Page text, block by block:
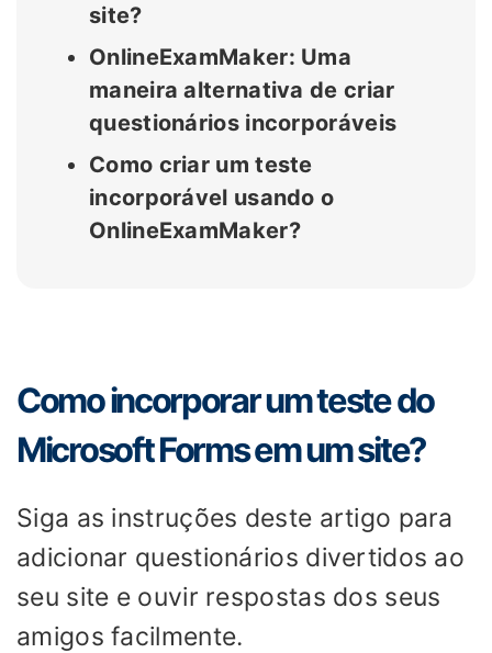
site?
OnlineExamMaker: Uma
maneira alternativa de criar
questionários incorporáveis
Como criar um teste
incorporável usando o
OnlineExamMaker?
Como incorporar um teste do
Microsoft Forms em um site?
Siga as instruções deste artigo para
adicionar questionários divertidos ao
seu site e ouvir respostas dos seus
amigos facilmente.